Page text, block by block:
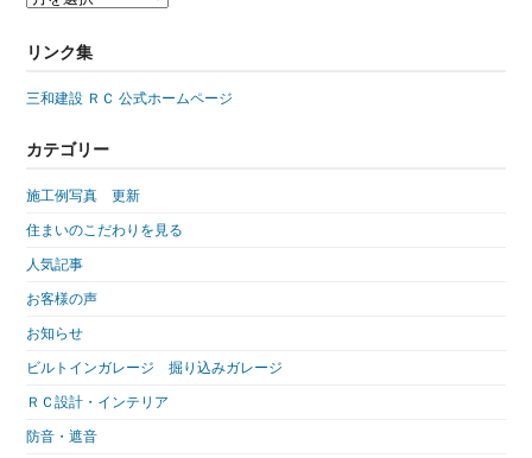
リンク集
三和建設 ＲＣ 公式ホームページ
カテゴリー
施工例写真 更新
住まいのこだわりを見る
人気記事
お客様の声
お知らせ
ビルトインガレージ 掘り込みガレージ
ＲＣ設計・インテリア
防音・遮音